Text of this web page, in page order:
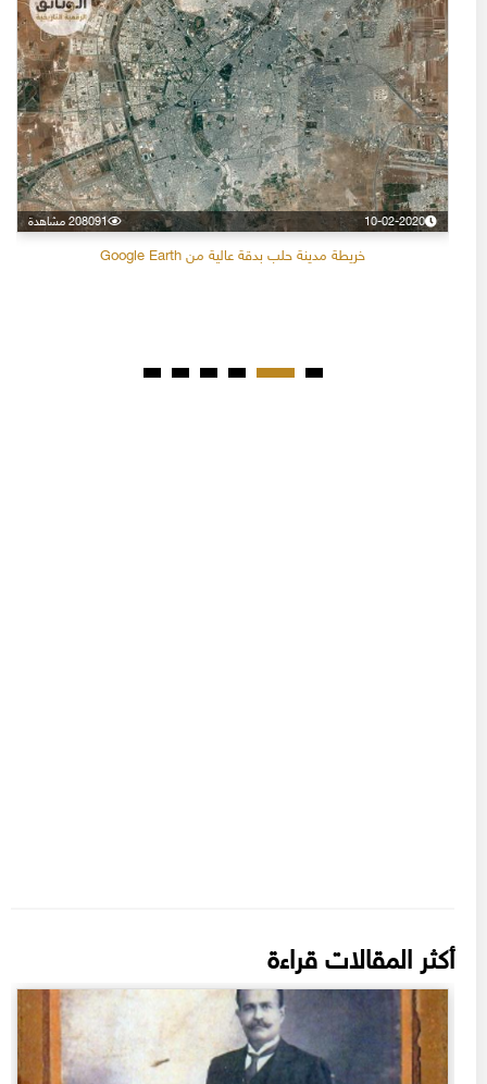
10-02-2020 208091 مشاهدة
خريطة مدينة حلب بدقة عالية من Google Earth
أكثر المقالات قراءة